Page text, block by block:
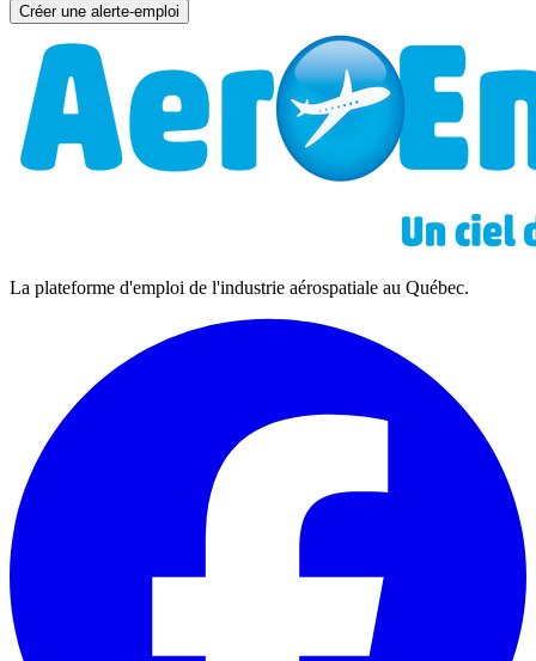
Créer une alerte-emploi
La plateforme d'emploi de l'industrie aérospatiale au Québec.